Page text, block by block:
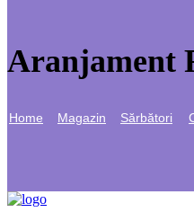
Aranjament
Home Magazin Sărbători